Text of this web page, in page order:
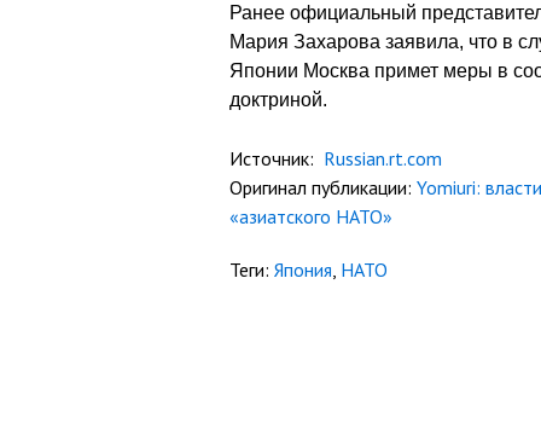
Ранее официальный
Мария Захарова заявила, что в
Японии Москва примет меры в
доктриной.
Источник: Russian.rt.com
Оригинал публикации: Yomiuri:
«азиатского НАТО»
Теги: Япония НАТО